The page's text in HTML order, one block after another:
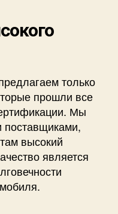
только
прошли все
Мы
высокий
является